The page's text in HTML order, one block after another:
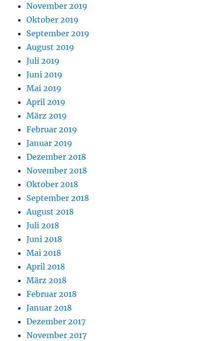
November 2019
Oktober 2019
September 2019
August 2019
Juli 2019
Juni 2019
Mai 2019
April 2019
März 2019
Februar 2019
Januar 2019
Dezember 2018
November 2018
Oktober 2018
September 2018
August 2018
Juli 2018
Juni 2018
Mai 2018
April 2018
März 2018
Februar 2018
Januar 2018
Dezember 2017
November 2017